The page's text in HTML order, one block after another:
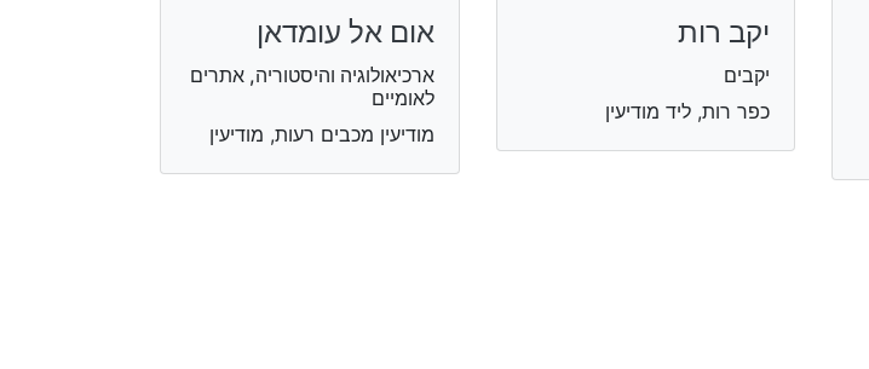
יקב רות
יקבים
כפר רות, ליד מודיעין
אום אל עומדאן
ארכיאולוגיה והיסטוריה, אתרים
לאומיים
מודיעין מכבים רעות, מודיעין